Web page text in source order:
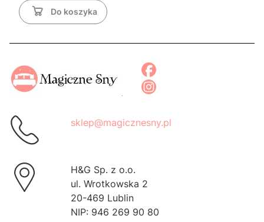
Do koszyka
sklep@magicznesny.pl
H&G Sp. z o.o.
ul. Wrotkowska 2
20-469 Lublin
NIP: 946 269 90 80